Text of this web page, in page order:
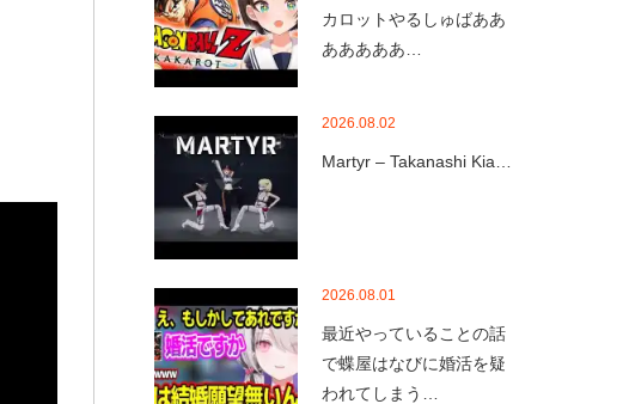
カロットやるしゅばああ
あああああ…
2026.08.02
Martyr – Takanashi Kia…
2026.08.01
最近やっていることの話
で蝶屋はなびに婚活を疑
われてしまう…